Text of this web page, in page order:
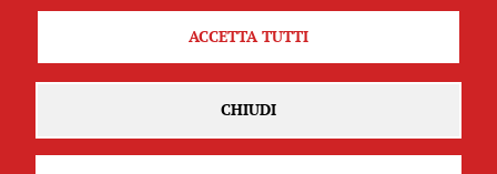
ACCETTA TUTTI
CHIUDI